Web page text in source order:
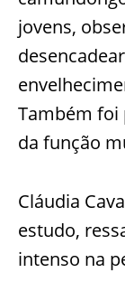
jovens,
Também foi
da função
Cláudia
estudo,
intenso na